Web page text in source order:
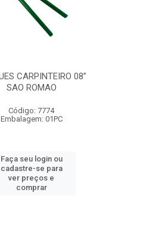
CARPINTEIRO 08”
SAO ROMAO
Código: 7774
Embalagem: 01PC
Faça seu login ou
cadastre-se para
ver preços e
comprar